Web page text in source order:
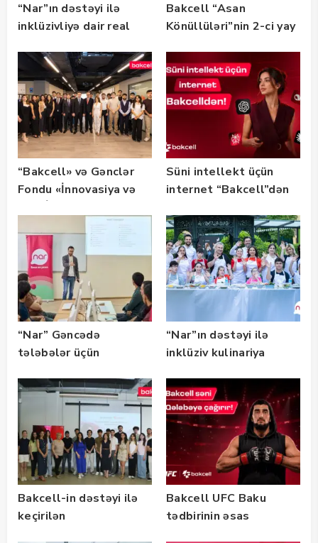
“Nar”ın dəstəyi ilə
inklüzivliyə dair real
təqdim edilir
Bakcell “Asan
Könüllüləri”nin 2-ci yay
olub — FOTO
“Bakcell» və Gənclər
Fondu «İnnovasiya və
təqaüd proqramının
qalibləri ilə görüş
keçirib
Süni intellekt üçün
internet “Bakcell”dən
“Nar” Gəncədə
tələbələr üçün
təlimləri təşkil edib
“Nar”ın dəstəyi ilə
inklüziv kulinariya
keçirilib — Fotolar
Bakcell-in dəstəyi ilə
keçirilən
Bakcell UFC Baku
tədbirinin əsas